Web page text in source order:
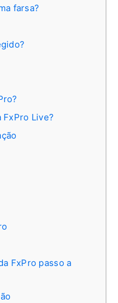
farsa?
FxPro Live?
FxPro passo a